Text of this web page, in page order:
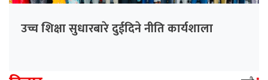
उच्च शिक्षा सुधारबारे दुईदिने नीति कार्यशाला